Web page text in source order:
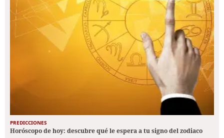
PREDICCIONES
Horóscopo de hoy: descubre qué le espera a tu signo del zodiaco